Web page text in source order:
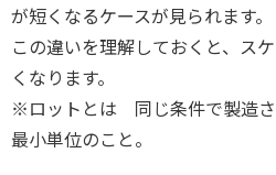
が短くなるケースが見られます。
この違いを理解しておくと、ス
くなります。
※ロットとは 同じ条件で製造
最小単位のこと。